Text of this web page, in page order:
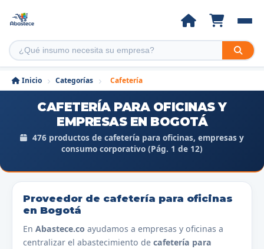
Inicio Categorías Cafetería
CAFETERÍA PARA OFICINAS Y
EMPRESAS EN BOGOTÁ
476 productos de cafetería para oficinas, empresas y
consumo corporativo (Pág. 1 de 12)
Proveedor de cafetería para oficinas
en Bogotá
En Abastece.co ayudamos a empresas y oficinas a
centralizar el abastecimiento de cafetería para